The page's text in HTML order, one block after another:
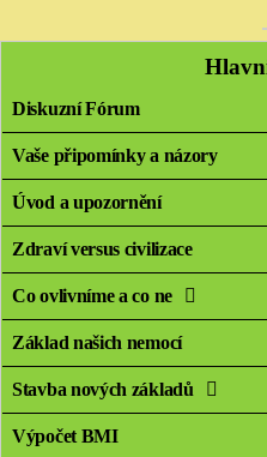
Diskuzní Fórum
Vaše připomínky a názory
Úvod a upozornění
Zdraví versus civilizace
Co ovlivníme a co ne
Základ našich nemocí
Stavba nových základů
Výpočet BMI